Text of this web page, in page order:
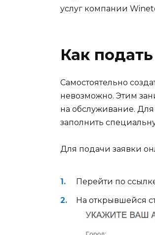
услуг компании
Как
Самостоятельно
невозможно. Этим
на обслуживание. Для
заполнить
Для подачи заявки
Перейти по
На открывшейся